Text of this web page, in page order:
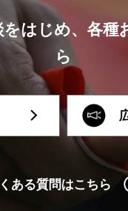
はじめ、各
ら
ある質問はこちら